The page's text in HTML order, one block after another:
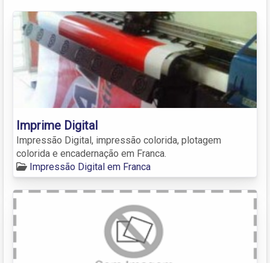
Imprime Digital
Impressão Digital, impressão colorida, plotagem
colorida e encadernação em Franca.
Impressão Digital em Franca